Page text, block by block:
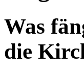
Was
die